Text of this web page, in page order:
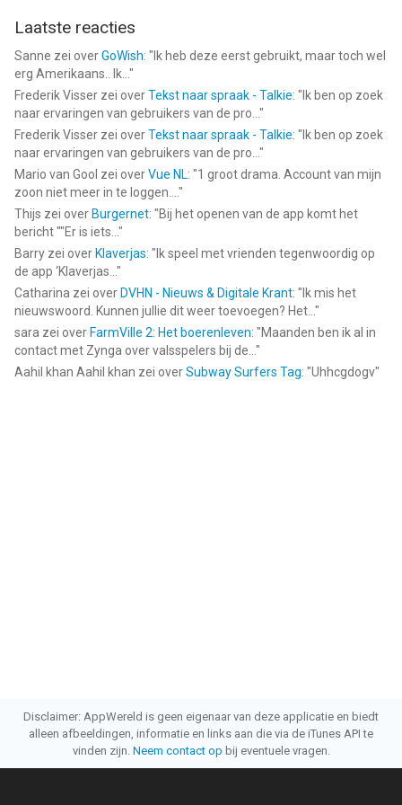
Laatste reacties
Sanne zei overGoWish: " Ik heb deze eerst gebruikt, maar toch wel
erg Amerikaans.. Ik... "
Frederik Visser zei overTekst naar spraak - Talkie: " Ik ben op zoek
naar ervaringen van gebruikers van de pro... "
Frederik Visser zei overTekst naar spraak - Talkie: " Ik ben op zoek
naar ervaringen van gebruikers van de pro... "
Mario van Gool zei overVue NL: "1 groot drama. Account van mijn
zoon niet meer in te loggen.... "
Thijs zei over Burgernet: "Bij het openen van de app komt het
bericht ""Er is iets... "
Barry zei over Klaverjas: " Ik speel met vrienden tegenwoordig op
de app ‘Klaverjas... "
Catharina zei over DVHN - Nieuws & Digitale Krant: " Ik mis het
nieuwswoord. Kunnen jullie dit weer toevoegen? Het... "
sara zei over FarmVille 2: Het boerenleven: "Maanden ben ik al in
contact met Zynga over valsspelers bij de... "
Aahil khan Aahil khan zei overSubway Surfers Tag: "Uhhcgdogv"
Disclaimer: AppWereld is geen eigenaar van deze applicatie en biedt
alleen afbeeldingen, informatie en links aan die via de iTunes API te
vinden zijn. Neem contact op bij eventuele vragen.